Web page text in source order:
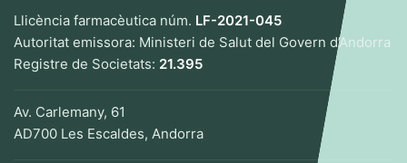
Llicència farmacèutica núm. LF-2021-045
Autoritat emissora: Ministeri de Salut del Govern d’Andorra
Registre de Societats: 21.395
Av. Carlemany, 61
AD700 Les Escaldes, Andorra